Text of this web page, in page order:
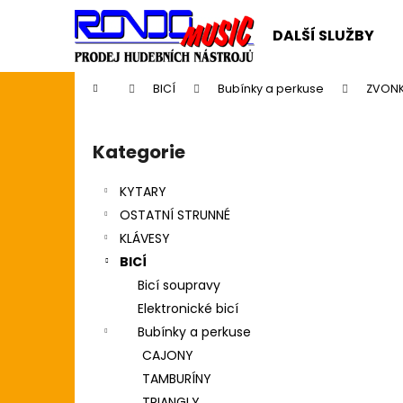
DALŠÍ SLUŽBY
Domů BICÍ Bubínky a perkuse
Přeskočit
kategorie
Kategorie
KYTARY
OSTATNÍ STRUNNÉ
KLÁVESY
BICÍ
Bicí soupravy
Elektronické bicí
Bubínky a perkuse
CAJONY
TAMBURÍNY
í
Zpět
do
Zpět
do
CASIO CDP S110BK BEZ STOJANU